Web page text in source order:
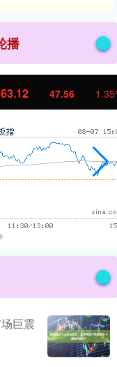
播
1.35%
巨震